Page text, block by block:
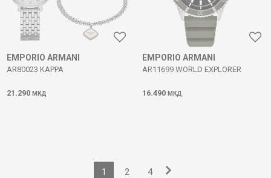
EMPORIO ARMANI
AR80023 KAPPA
21.290 МКД
EMPORIO ARMANI
AR11699 WORLD EXPLORER
16.490 МКД
1 2 4